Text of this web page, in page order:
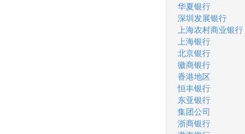
华夏银行
深圳发展银行
上海农村商业银行
上海银行
北京银行
徽商银行
香港地区
恒丰银行
东亚银行
集团公司
浙商银行